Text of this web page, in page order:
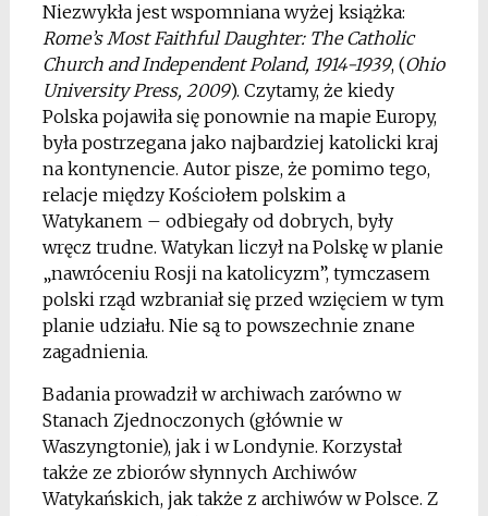
Niezwykła jest wspomniana wyżej książka:
Rome’s Most Faithful Daughter: The Catholic
Church and Independent Poland, 1914-1939, (Ohio
University Press, 2009). Czytamy, że kiedy
Polska pojawiła się ponownie na mapie Europy,
była postrzegana jako najbardziej katolicki kraj
na kontynencie. Autor pisze, że pomimo tego,
relacje między Kościołem polskim a
Watykanem – odbiegały od dobrych, były
wręcz trudne. Watykan liczył na Polskę w planie
„nawróceniu Rosji na katolicyzm”, tymczasem
polski rząd wzbraniał się przed wzięciem w tym
planie udziału. Nie są to powszechnie znane
zagadnienia.
Badania prowadził w archiwach zarówno w
Stanach Zjednoczonych (głównie w
Waszyngtonie), jak i w Londynie. Korzystał
także ze zbiorów słynnych Archiwów
Watykańskich, jak także z archiwów w Polsce. Z